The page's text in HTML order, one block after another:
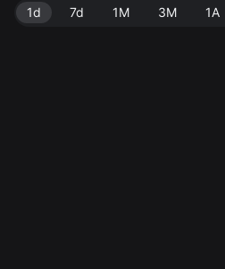
1d 7d 1M 3M 1A